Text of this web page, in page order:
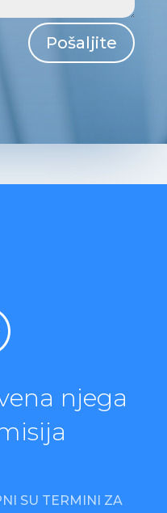
Pošaljite
njega
SU TERMINI ZA